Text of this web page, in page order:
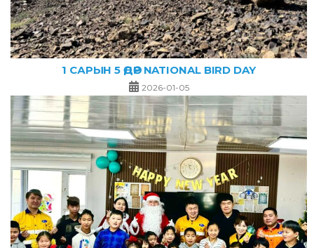
1 САРЫН 5 ӨДӨР NATIONAL BIRD DAY
2026-01-05